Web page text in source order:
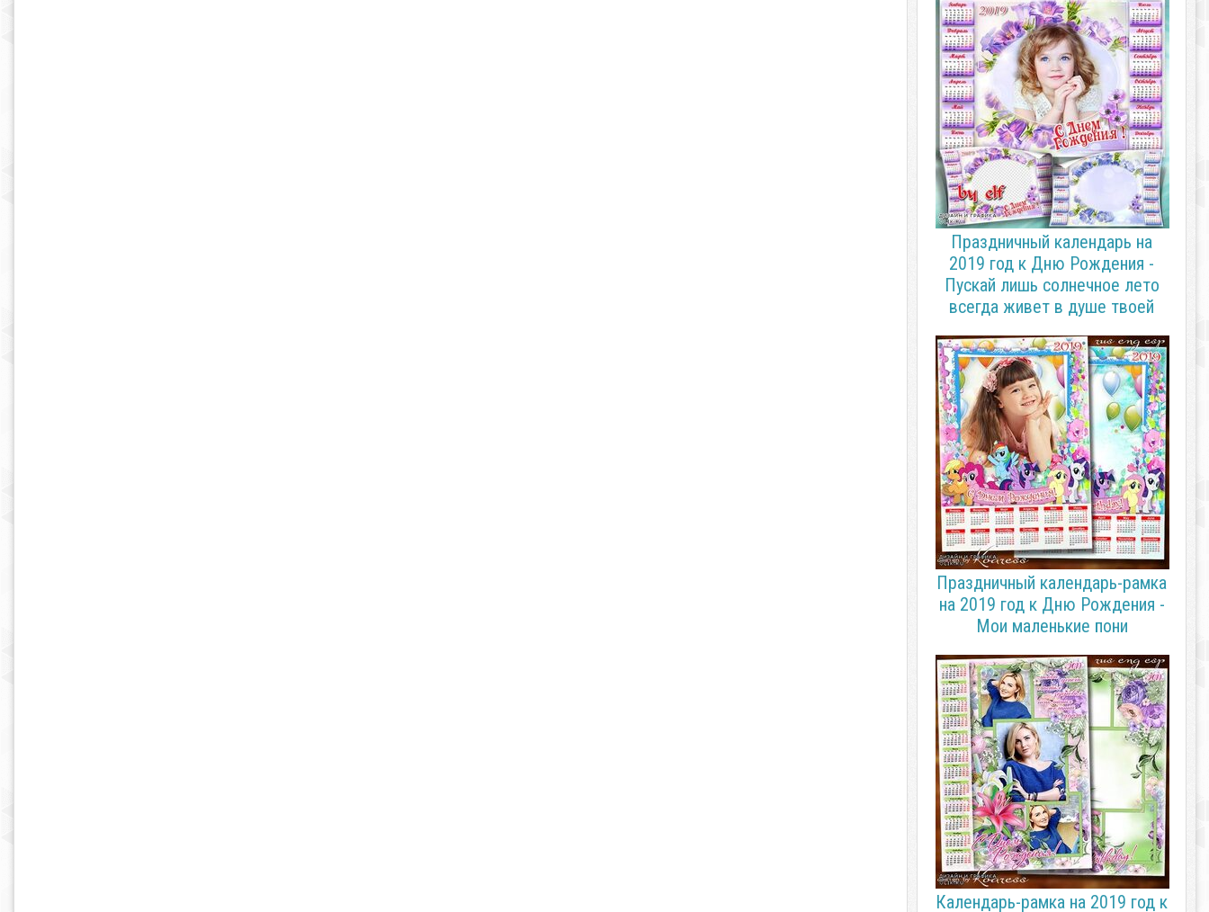
Праздничный календарь на
2019 год к Дню Рождения -
Пускай лишь солнечное лето
всегда живет в душе твоей
Праздничный календарь-рамка
на 2019 год к Дню Рождения -
Мои маленькие пони
Календарь-рамка на 2019 год к